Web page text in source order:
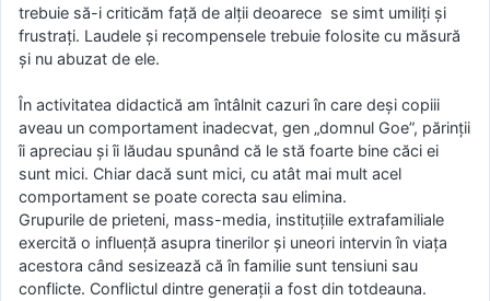
trebuie să-i criticăm față de alții deoarece se simt umiliți și
frustrați. Laudele și recompensele trebuie folosite cu măsură
și nu abuzat de ele.
În activitatea didactică am întâlnit cazuri în care deși copiii
aveau un comportament inadecvat, gen „domnul Goe”, părinții
îi apreciau și îi lăudau spunând că le stă foarte bine căci ei
sunt mici. Chiar dacă sunt mici, cu atât mai mult acel
comportament se poate corecta sau elimina.
Grupurile de prieteni, mass-media, instituțiile extrafamiliale
exercită o influență asupra tinerilor și uneori intervin în viața
acestora când sesizează că în familie sunt tensiuni sau
conflicte. Conflictul dintre generații a fost din totdeauna.